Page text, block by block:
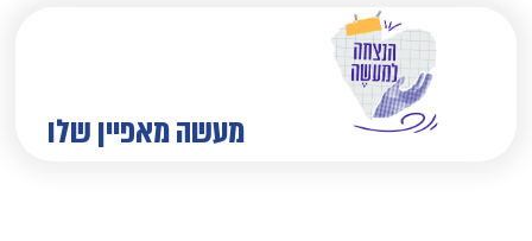
מעשה מאפיין שלו